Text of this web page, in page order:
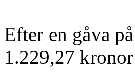
Efter en gåva
1.229,27